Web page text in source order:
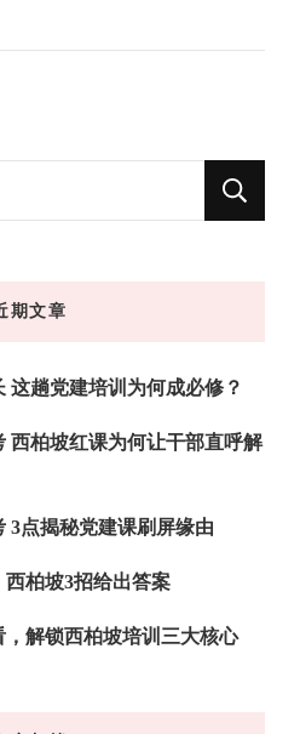
期文章
这趟党建培训为何成必修？
西柏坡红课为何让干部直呼解
3点揭秘党建课刷屏缘由
柏坡3招给出答案
解锁西柏坡培训三大核心